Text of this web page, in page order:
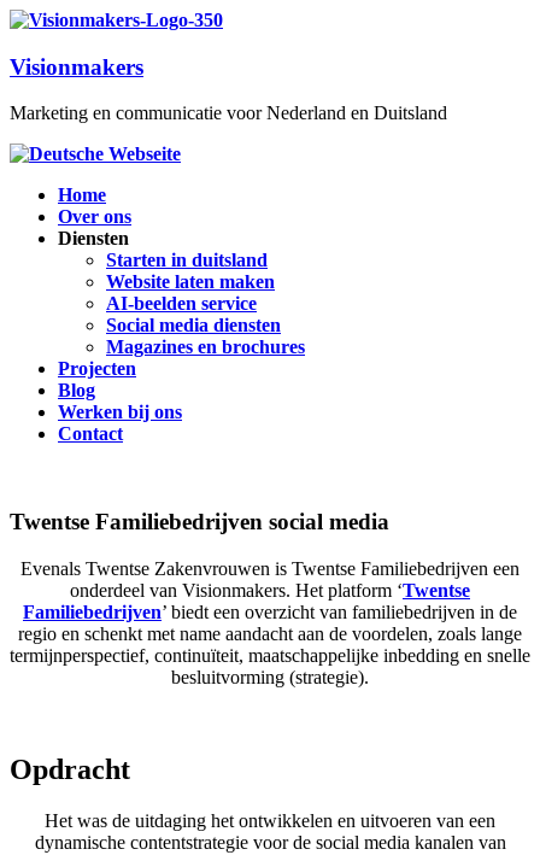
Visionmakers
Marketing en communicatie voor Nederland en Duitsland
Home
Over ons
Diensten
Starten in duitsland
Website laten maken
AI-beelden service
Social media diensten
Magazines en brochures
Projecten
Blog
Werken bij ons
Contact
Twentse Familiebedrijven social media
Evenals Twentse Zakenvrouwen is Twentse Familiebedrijven een
onderdeel van Visionmakers. Het platform ‘Twentse
Familiebedrijven’ biedt een overzicht van familiebedrijven in de
regio en schenkt met name aandacht aan de voordelen, zoals lange
termijnperspectief, continuïteit, maatschappelijke inbedding en snelle
besluitvorming (strategie).
Opdracht
Het was de uitdaging het ontwikkelen en uitvoeren van een
dynamische contentstrategie voor de social media kanalen van